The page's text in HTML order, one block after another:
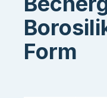
Form